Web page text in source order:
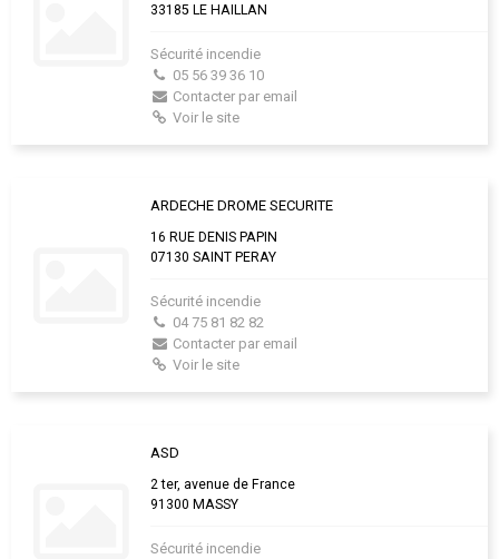
33185 LE HAILLAN
Sécurité incendie
05 56 39 36 10
Contacter par email
Voir le site
ARDECHE DROME SECURITE
16 RUE DENIS PAPIN
07130 SAINT PERAY
Sécurité incendie
04 75 81 82 82
Contacter par email
Voir le site
ASD
2 ter, avenue de France
91300 MASSY
Sécurité incendie